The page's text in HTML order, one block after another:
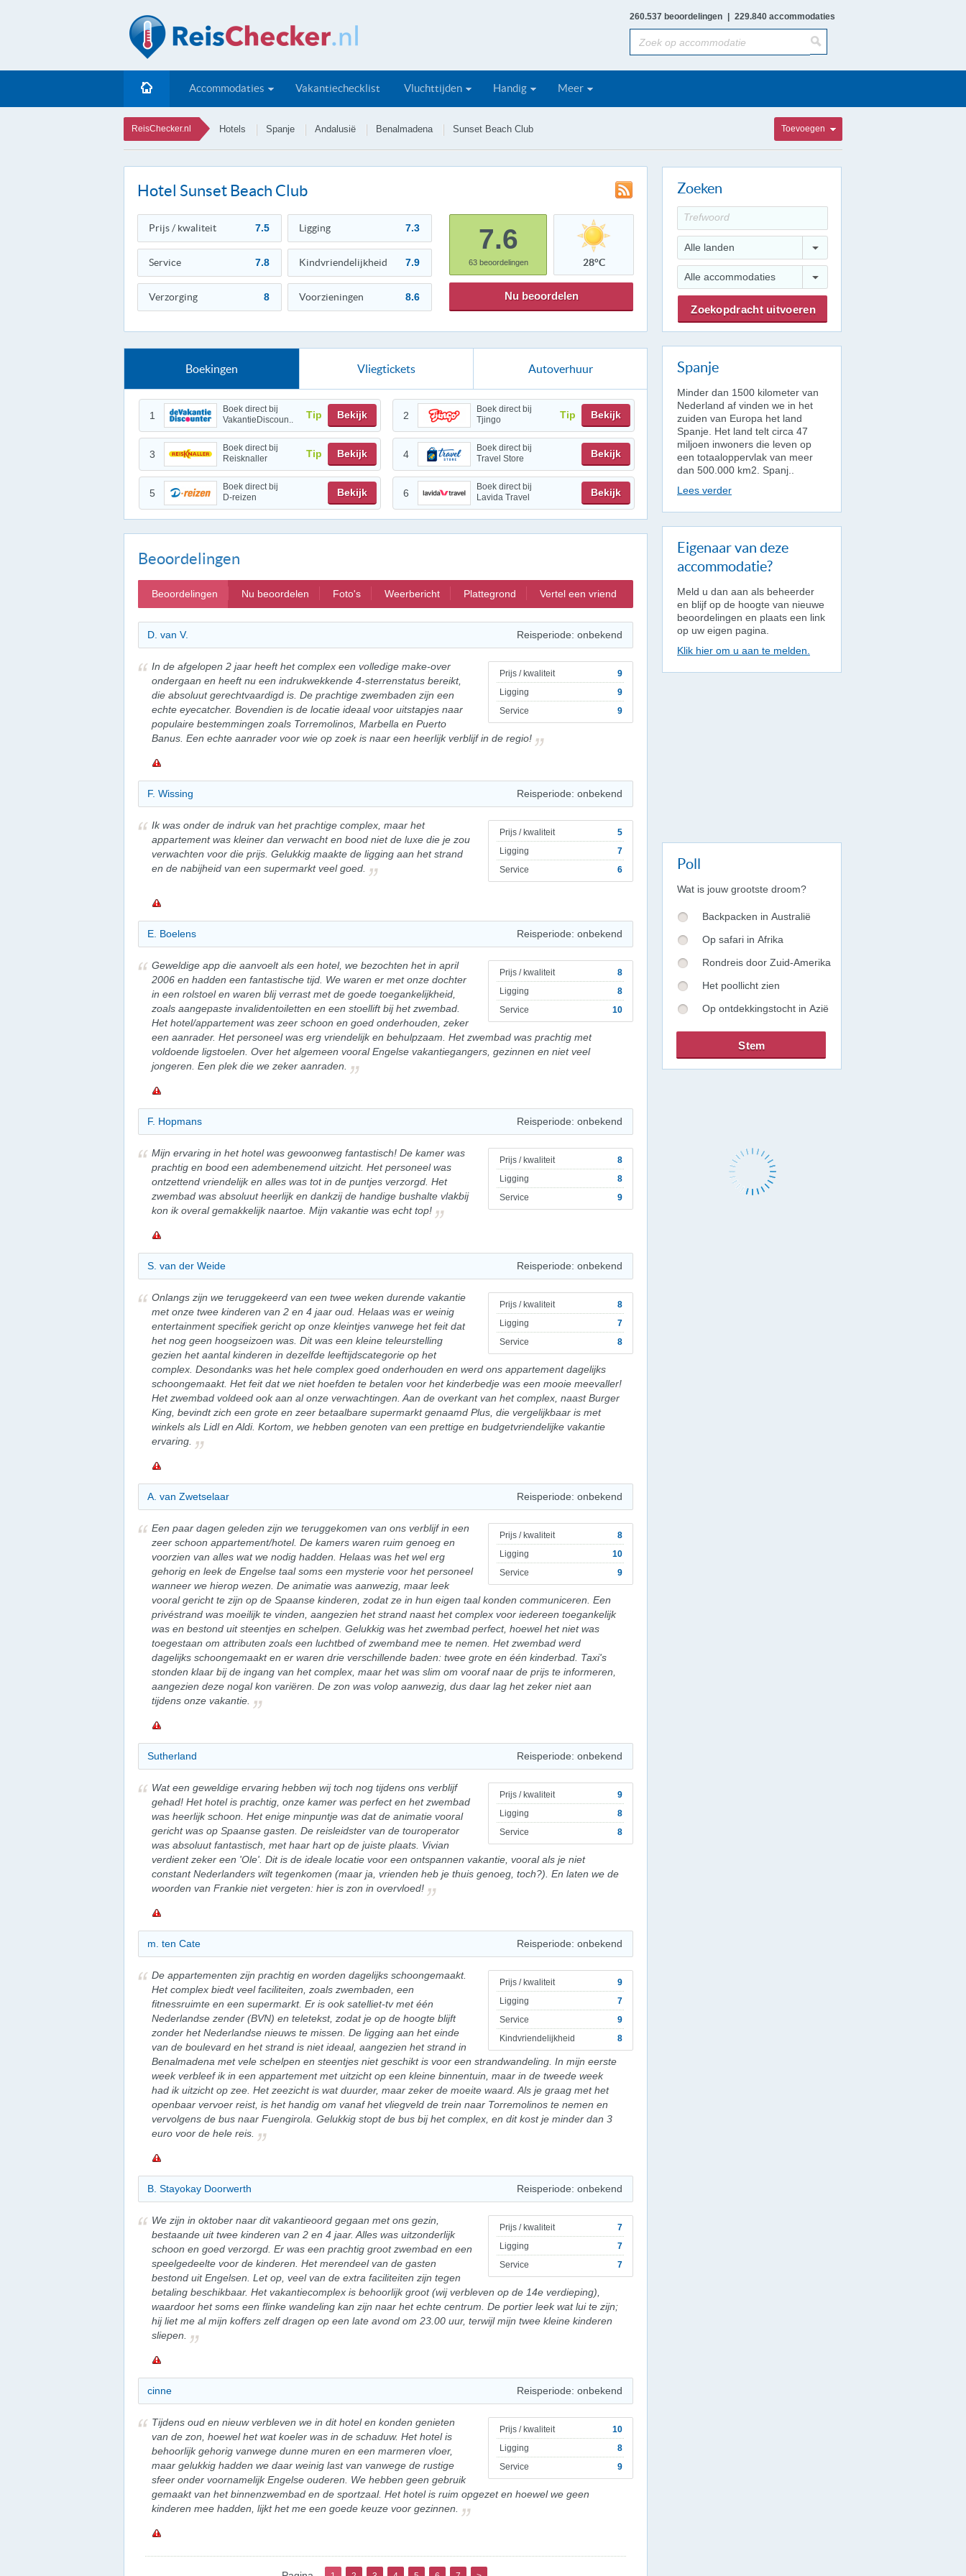
260.537 beoordelingen 229.840 accommodaties
Accommodaties Vakantiechecklist Vluchttijden Handig Meer
ReisChecker.nl Hotels Spanje Andalusië Benalmadena Sunset Beach Club Toevoegen
Hotel Sunset Beach Club
Prijs / kwaliteit 7.5 Ligging 7.3
Service 7.8 Kindvriendelijkheid 7.9
Verzorging 8 Voorzieningen 8.6
7.6
63beoordelingen 28°C
Nu beoordelen
Boekingen Vliegtickets Autoverhuur
1
Boek direct bij
VakantieDiscoun..
Tip Bekijk 2
Boek direct bij
Tjingo
Tip Bekijk
3
Boek direct bij
Reisknaller
Tip Bekijk 4
Boek direct bij
Travel Store
Bekijk
5
Boek direct bij
D-reizen
Bekijk 6
Boek direct bij
Lavida Travel
Bekijk
Beoordelingen
Beoordelingen Nu beoordelen Foto's Weerbericht Plattegrond Vertel een vriend
D. van V. Reisperiode: onbekend
Prijs / kwaliteit
9
Ligging
9
Service
9
In de afgelopen 2 jaar heeft het complex een volledige make-over
ondergaan en heeft nu een indrukwekkende 4-sterrenstatus bereikt,
die absoluut gerechtvaardigd is. De prachtige zwembaden zijn een
echte eyecatcher. Bovendien is de locatie ideaal voor uitstapjes naar
populaire bestemmingen zoals Torremolinos, Marbella en Puerto
Banus. Een echte aanrader voor wie op zoek is naar een heerlijk verblijf in de regio!
F. Wissing Reisperiode: onbekend
Prijs / kwaliteit
5
Ligging
7
Service
6
Ik was onder de indruk van het prachtige complex, maar het
appartement was kleiner dan verwacht en bood niet de luxe die je zou
verwachten voor die prijs. Gelukkig maakte de ligging aan het strand
en de nabijheid van een supermarkt veel goed.
E. Boelens Reisperiode: onbekend
Prijs / kwaliteit
8
Ligging
8
Service
10
Geweldige app die aanvoelt als een hotel, we bezochten het in april
2006 en hadden een fantastische tijd. We waren er met onze dochter
in een rolstoel en waren blij verrast met de goede toegankelijkheid,
zoals aangepaste invalidentoiletten en een stoellift bij het zwembad.
Het hotel/appartement was zeer schoon en goed onderhouden, zeker
een aanrader. Het personeel was erg vriendelijk en behulpzaam. Het zwembad was prachtig met
voldoende ligstoelen. Over het algemeen vooral Engelse vakantiegangers, gezinnen en niet veel
jongeren. Een plek die we zeker aanraden.
F. Hopmans Reisperiode: onbekend
Prijs / kwaliteit
8
Ligging
8
Service
9
Mijn ervaring in het hotel was gewoonweg fantastisch! De kamer was
prachtig en bood een adembenemend uitzicht. Het personeel was
ontzettend vriendelijk en alles was tot in de puntjes verzorgd. Het
zwembad was absoluut heerlijk en dankzij de handige bushalte vlakbij
kon ik overal gemakkelijk naartoe. Mijn vakantie was echt top!
S. van der Weide Reisperiode: onbekend
Prijs / kwaliteit
8
Ligging
7
Service
8
Onlangs zijn we teruggekeerd van een twee weken durende vakantie
met onze twee kinderen van 2 en 4 jaar oud. Helaas was er weinig
entertainment specifiek gericht op onze kleintjes vanwege het feit dat
het nog geen hoogseizoen was. Dit was een kleine teleurstelling
gezien het aantal kinderen in dezelfde leeftijdscategorie op het
complex. Desondanks was het hele complex goed onderhouden en werd ons appartement dagelijks
schoongemaakt. Het feit dat we niet hoefden te betalen voor het kinderbedje was een mooie meevaller!
Het zwembad voldeed ook aan al onze verwachtingen. Aan de overkant van het complex, naast Burger
King, bevindt zich een grote en zeer betaalbare supermarkt genaamd Plus, die vergelijkbaar is met
winkels als Lidl en Aldi. Kortom, we hebben genoten van een prettige en budgetvriendelijke vakantie
ervaring.
A. van Zwetselaar Reisperiode: onbekend
Prijs / kwaliteit
8
Ligging
10
Service
9
Een paar dagen geleden zijn we teruggekomen van ons verblijf in een
zeer schoon appartement/hotel. De kamers waren ruim genoeg en
voorzien van alles wat we nodig hadden. Helaas was het wel erg
gehorig en leek de Engelse taal soms een mysterie voor het personeel
wanneer we hierop wezen. De animatie was aanwezig, maar leek
vooral gericht te zijn op de Spaanse kinderen, zodat ze in hun eigen taal konden communiceren. Een
privéstrand was moeilijk te vinden, aangezien het strand naast het complex voor iedereen toegankelijk
was en bestond uit steentjes en schelpen. Gelukkig was het zwembad perfect, hoewel het niet was
toegestaan om attributen zoals een luchtbed of zwemband mee te nemen. Het zwembad werd
dagelijks schoongemaakt en er waren drie verschillende baden: twee grote en één kinderbad. Taxi's
stonden klaar bij de ingang van het complex, maar het was slim om vooraf naar de prijs te informeren,
aangezien deze nogal kon variëren. De zon was volop aanwezig, dus daar lag het zeker niet aan
tijdens onze vakantie.
Sutherland Reisperiode: onbekend
Prijs / kwaliteit
9
Ligging
8
Service
8
Wat een geweldige ervaring hebben wij toch nog tijdens ons verblijf
gehad! Het hotel is prachtig, onze kamer was perfect en het zwembad
was heerlijk schoon. Het enige minpuntje was dat de animatie vooral
gericht was op Spaanse gasten. De reisleidster van de touroperator
was absoluut fantastisch, met haar hart op de juiste plaats. Vivian
verdient zeker een 'Ole'. Dit is de ideale locatie voor een ontspannen vakantie, vooral als je niet
constant Nederlanders wilt tegenkomen (maar ja, vrienden heb je thuis genoeg, toch?). En laten we de
woorden van Frankie niet vergeten: hier is zon in overvloed!
m. ten Cate Reisperiode: onbekend
Prijs / kwaliteit
9
Ligging
7
Service
9
Kindvriendelijkheid
8
De appartementen zijn prachtig en worden dagelijks schoongemaakt.
Het complex biedt veel faciliteiten, zoals zwembaden, een
fitnessruimte en een supermarkt. Er is ook satelliet-tv met één
Nederlandse zender (BVN) en teletekst, zodat je op de hoogte blijft
zonder het Nederlandse nieuws te missen. De ligging aan het einde
van de boulevard en het strand is niet ideaal, aangezien het strand in
Benalmadena met vele schelpen en steentjes niet geschikt is voor een strandwandeling. In mijn eerste
week verbleef ik in een appartement met uitzicht op een kleine binnentuin, maar in de tweede week
had ik uitzicht op zee. Het zeezicht is wat duurder, maar zeker de moeite waard. Als je graag met het
openbaar vervoer reist, is het handig om vanaf het vliegveld de trein naar Torremolinos te nemen en
vervolgens de bus naar Fuengirola. Gelukkig stopt de bus bij het complex, en dit kost je minder dan 3
euro voor de hele reis.
B. Stayokay Doorwerth Reisperiode: onbekend
Prijs / kwaliteit
7
Ligging
7
Service
7
We zijn in oktober naar dit vakantieoord gegaan met ons gezin,
bestaande uit twee kinderen van 2 en 4 jaar. Alles was uitzonderlijk
schoon en goed verzorgd. Er was een prachtig groot zwembad en een
speelgedeelte voor de kinderen. Het merendeel van de gasten
bestond uit Engelsen. Let op, veel van de extra faciliteiten zijn tegen
betaling beschikbaar. Het vakantiecomplex is behoorlijk groot (wij verbleven op de 14e verdieping),
waardoor het soms een flinke wandeling kan zijn naar het echte centrum. De portier leek wat lui te zijn;
hij liet me al mijn koffers zelf dragen op een late avond om 23.00 uur, terwijl mijn twee kleine kinderen
sliepen.
cinne Reisperiode: onbekend
Prijs / kwaliteit
10
Ligging
8
Service
9
Tijdens oud en nieuw verbleven we in dit hotel en konden genieten
van de zon, hoewel het wat koeler was in de schaduw. Het hotel is
behoorlijk gehorig vanwege dunne muren en een marmeren vloer,
maar gelukkig hadden we daar weinig last van vanwege de rustige
sfeer onder voornamelijk Engelse ouderen. We hebben geen gebruik
gemaakt van het binnenzwembad en de sportzaal. Het hotel is ruim opgezet en hoewel we geen
kinderen mee hadden, lijkt het me een goede keuze voor gezinnen.
Zoeken
Alle landen
Alle accommodaties
Spanje
Minder dan 1500 kilometer van
Nederland af vinden we in het
zuiden van Europa het land
Spanje. Het land telt circa 47
miljoen inwoners die leven op
een totaaloppervlak van meer
dan 500.000 km2. Spanj..
Lees verder
Eigenaar van deze
accommodatie?
Meld u dan aan als beheerder
en blijf op de hoogte van nieuwe
beoordelingen en plaats een link
op uw eigen pagina.
Klik hier om u aan te melden.
Poll
Wat is jouw grootste droom?
Backpacken in Australië
Op safari in Afrika
Rondreis door Zuid-Amerika
Het poollicht zien
Op ontdekkingstocht in Azië